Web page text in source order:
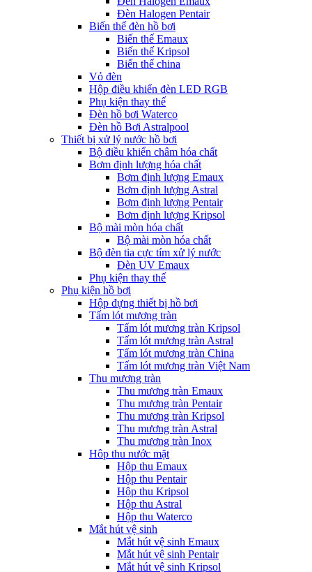
Đèn Halogen Pentair
Biến thế đèn hồ bơi
Biến thế Emaux
Biến thế Kripsol
Biến thế china
Vỏ đèn
Hộp điều khiển đèn LED RGB
Phụ kiện thay thế
Đèn hồ bơi Waterco
Đèn hồ Bơi Astralpool
Thiết bị xử lý nước hồ bơi
Bộ điều khiển châm hóa chất
Bơm định lượng hóa chất
Bơm định lượng Emaux
Bơm định lượng Astral
Bơm định lượng Pentair
Bơm định lượng Kripsol
Bộ mài mòn hóa chất
Bộ mài mòn hóa chất
Bộ đèn tia cực tím xử lý nước
Đèn UV Emaux
Phụ kiện thay thế
Phụ kiện hồ bơi
Hộp đựng thiết bị hồ bơi
Tấm lót mương tràn
Tấm lót mương tràn Kripsol
Tấm lót mương tràn Astral
Tấm lót mương tràn China
Tấm lót mương tràn Việt Nam
Thu mương tràn
Thu mương tràn Emaux
Thu mương tràn Pentair
Thu mương tràn Kripsol
Thu mương tràn Astral
Thu mương tràn Inox
Hôp thu nước mặt
Hộp thu Emaux
Hộp thu Pentair
Hộp thu Kripsol
Hộp thu Astral
Hộp thu Waterco
Mắt hút vệ sinh
Mắt hút vệ sinh Emaux
Mắt hút vệ sinh Pentair
Mắt hút vệ sinh Kripsol